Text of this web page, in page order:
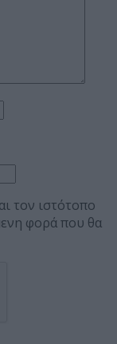
τον ιστότοπο
φορά που θα